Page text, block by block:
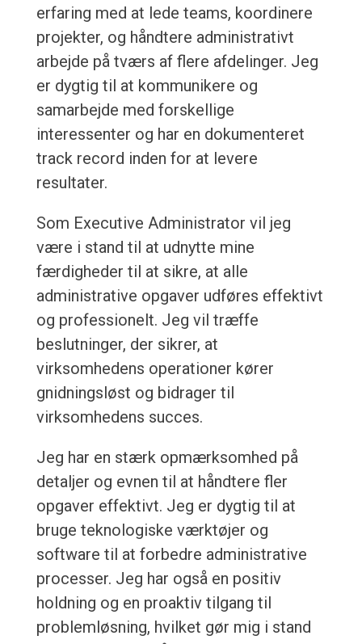
erfaring med at lede teams, koordinere
projekter, og håndtere administrativt
arbejde på tværs af flere afdelinger. Jeg
er dygtig til at kommunikere og
samarbejde med forskellige
interessenter og har en dokumenteret
track record inden for at levere
resultater.
Som Executive Administrator vil jeg
være i stand til at udnytte mine
færdigheder til at sikre, at alle
administrative opgaver udføres effektivt
og professionelt. Jeg vil træffe
beslutninger, der sikrer, at
virksomhedens operationer kører
gnidningsløst og bidrager til
virksomhedens succes.
Jeg har en stærk opmærksomhed på
detaljer og evnen til at håndtere fler
opgaver effektivt. Jeg er dygtig til at
bruge teknologiske værktøjer og
software til at forbedre administrative
processer. Jeg har også en positiv
holdning og en proaktiv tilgang til
problemløsning, hvilket gør mig i stand